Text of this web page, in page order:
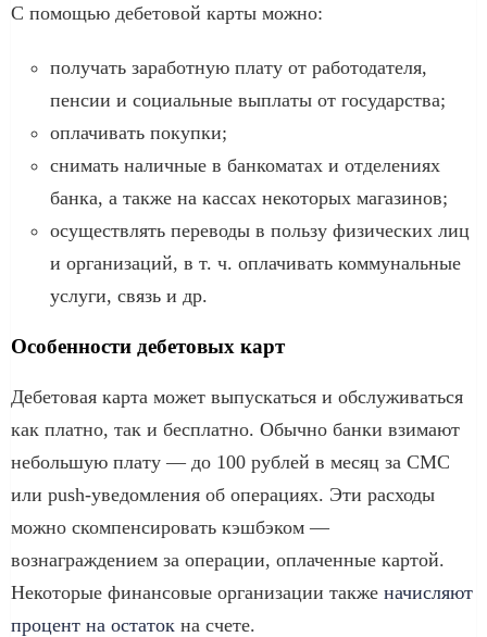
С помощью дебетовой карты можно:
получать заработную плату от работодателя,
пенсии и социальные выплаты от государства;
оплачивать покупки;
снимать наличные в банкоматах и отделениях
банка, а также на кассах некоторых магазинов;
осуществлять переводы в пользу физических лиц
и организаций, в т. ч. оплачивать коммунальные
услуги, связь и др.
Особенности дебетовых карт
Дебетовая карта может выпускаться и обслуживаться
как платно, так и бесплатно. Обычно банки взимают
небольшую плату — до 100 рублей в месяц за СМС
или push-уведомления об операциях. Эти расходы
можно скомпенсировать кэшбэком —
вознаграждением за операции, оплаченные картой.
Некоторые финансовые организации также начисляют
процент на остаток на счете.